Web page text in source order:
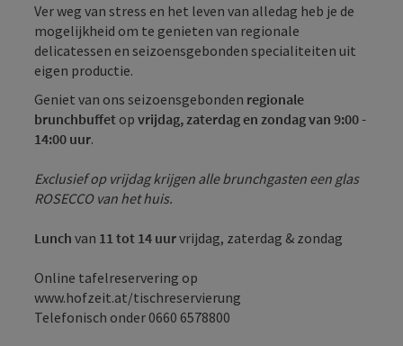
Ver weg van stress en het leven van alledag heb je de
mogelijkheid om te genieten van regionale
delicatessen en seizoensgebonden specialiteiten uit
eigen productie.
Geniet van ons seizoensgebonden regionale
brunchbuffet op vrijdag, zaterdag en zondag van 9:00 -
14:00 uur.
Exclusief op vrijdag krijgen alle brunchgasten een glas
ROSECCO van het huis.
Lunch van 11 tot 14 uurvrijdag, zaterdag & zondag
Online tafelreservering op
www.hofzeit.at/tischreservierung
Telefonisch onder 0660 6578800